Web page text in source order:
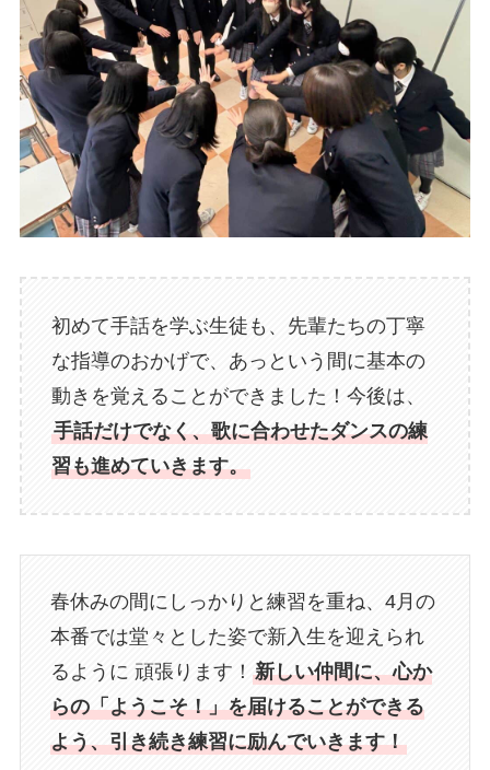
初めて手話を学ぶ生徒も、先輩たちの丁寧
な指導のおかげで、あっという間に基本の
動きを覚えることができました！今後は、
手話だけでなく、歌に合わせたダンスの練
習も進めていきます。
春休みの間にしっかりと練習を重ね、4月の
本番では堂々とした姿で新入生を迎えられ
るように 頑張ります！ 新しい仲間に、心か
らの「ようこそ！」を届けることができる
よう、引き続き練習に励んでいきます！